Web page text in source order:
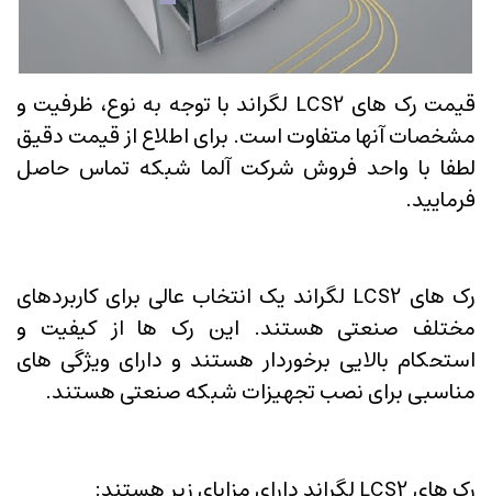
قیمت رک های LCS2 لگراند با توجه به نوع، ظرفیت و
مشخصات آنها متفاوت است. برای اطلاع از قیمت دقیق
لطفا با واحد فروش شرکت آلما شبکه تماس حاصل
فرمایید.
رک های LCS2 لگراند یک انتخاب عالی برای کاربردهای
مختلف صنعتی هستند. این رک ها از کیفیت و
استحکام بالایی برخوردار هستند و دارای ویژگی های
مناسبی برای نصب تجهیزات شبکه صنعتی هستند.